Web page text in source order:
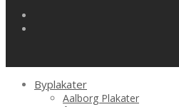
Byplakater
Aalborg Plakater